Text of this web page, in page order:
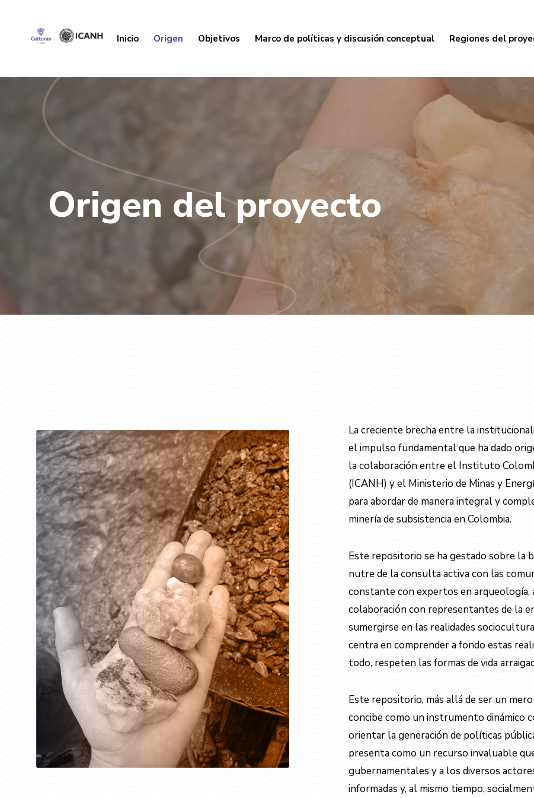
Inicio Origen Objetivos Marco de políticas y discusión conceptual Regiones del
Origen del proyecto
La creciente brecha entre la
el impulso fundamental que ha dado
la colaboración entre el Instituto
(ICANH) y el Ministerio de Minas y
para abordar de manera integral y
minería de subsistencia en Colombia.
Este repositorio se ha gestado sobre la
nutre de la consulta activa con las
constante con expertos en
colaboración con representantes de la
sumergirse en las realidades
centra en comprender a fondo estas
todo, respeten las formas de vida
Este repositorio, más allá de ser un
concibe como un instrumento dinámico
orientar la generación de políticas
presenta como un recurso invaluable
gubernamentales y a los diversos
informadas y, al mismo tiempo,